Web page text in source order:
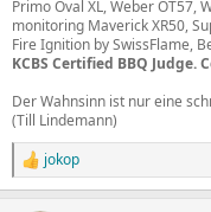
Primo Oval XL, Weber OT57,
monitoring Maverick XR50,
Fire Ignition by SwissFlame,
KCBS Certified BBQ Judge.
Der Wahnsinn ist nur eine
(Till Lindemann)
W
a
jokop